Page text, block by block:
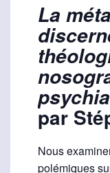
La
par
Nous
polémiques